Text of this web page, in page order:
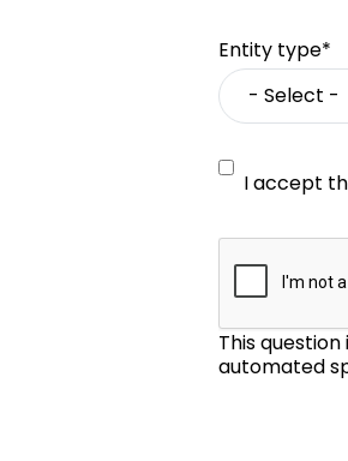
Entity type*
I accept
This
automated